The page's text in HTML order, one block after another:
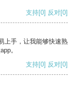
支持[0] 反对[0]
上手，让我能够快速熟
。
支持[0] 反对[0]